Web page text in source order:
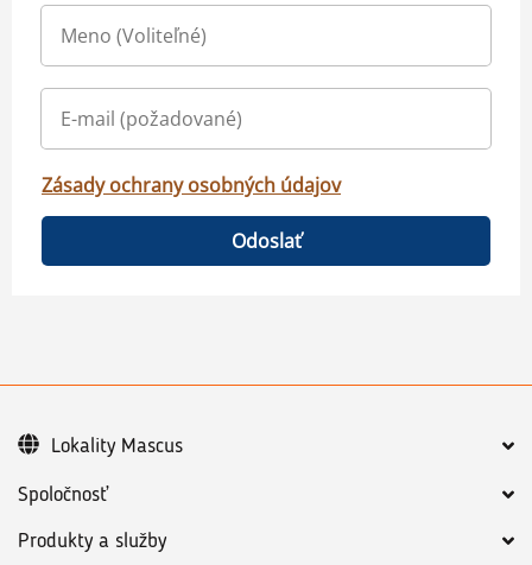
Zásady ochrany osobných údajov
Odoslať
Spoločnosť
Produkty a služby
Lokality Mascus